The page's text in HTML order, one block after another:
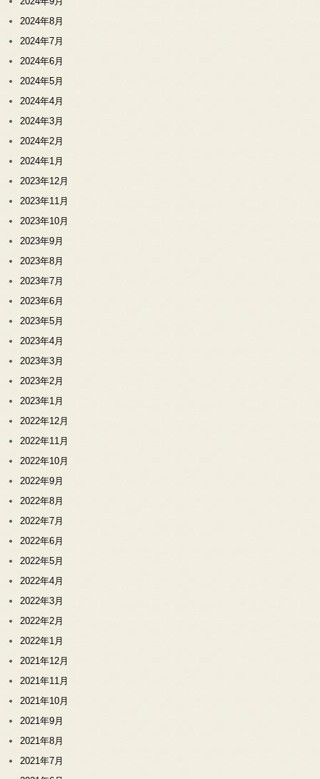
2024年8月
2024年7月
2024年6月
2024年5月
2024年4月
2024年3月
2024年2月
2024年1月
2023年12月
2023年11月
2023年10月
2023年9月
2023年8月
2023年7月
2023年6月
2023年5月
2023年4月
2023年3月
2023年2月
2023年1月
2022年12月
2022年11月
2022年10月
2022年9月
2022年8月
2022年7月
2022年6月
2022年5月
2022年4月
2022年3月
2022年2月
2022年1月
2021年12月
2021年11月
2021年10月
2021年9月
2021年8月
2021年7月